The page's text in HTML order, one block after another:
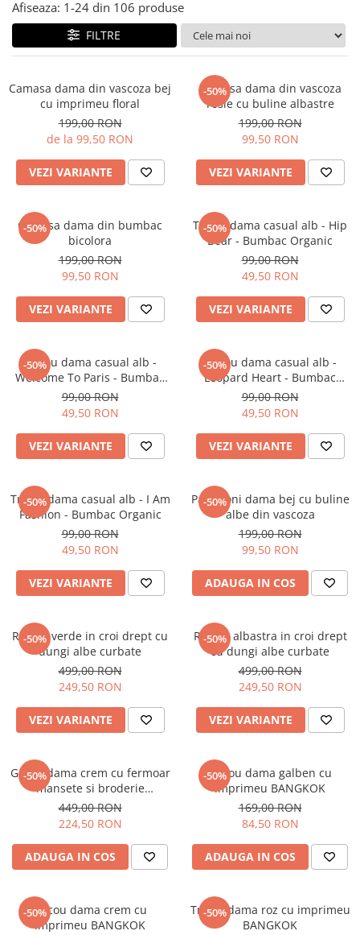
Tricouri si topuri
Rochii de eveniment
Afiseaza: 1-24 din 106 produse
FILTRE
Camasa dama din vascoza bej
cu imprimeu floral
199,00 RON
de la 99,50 RON
VEZI VARIANTE
-50%
Camasa dama din vascoza
rosie cu buline albastre
199,00 RON
99,50 RON
VEZI VARIANTE
-50%
Camasa dama din bumbac
bicolora
199,00 RON
99,50 RON
VEZI VARIANTE
-50%
Tricou dama casual alb - Hip
Bear - Bumbac Organic
99,00 RON
49,50 RON
VEZI VARIANTE
-50%
Tricou dama casual alb -
Welcome To Paris - Bumbac
Organic
99,00 RON
49,50 RON
VEZI VARIANTE
-50%
Tricou dama casual alb -
Leopard Heart - Bumbac
Organic
99,00 RON
49,50 RON
VEZI VARIANTE
-50%
Tricou dama casual alb - I Am
Fashion - Bumbac Organic
99,00 RON
49,50 RON
VEZI VARIANTE
-50%
Pantaloni dama bej cu buline
albe din vascoza
199,00 RON
99,50 RON
ADAUGA IN COS
-50%
Rochie verde in croi drept cu
dungi albe curbate
499,00 RON
249,50 RON
VEZI VARIANTE
-50%
Rochie albastra in croi drept
cu dungi albe curbate
499,00 RON
249,50 RON
VEZI VARIANTE
-50%
Geaca dama crem cu fermoar
mansete si broderie
orizontala
449,00 RON
224,50 RON
ADAUGA IN COS
-50%
Tricou dama galben cu
imprimeu BANGKOK
169,00 RON
84,50 RON
ADAUGA IN COS
-50%
Tricou dama crem cu
imprimeu BANGKOK
-50%
Tricou dama roz cu imprimeu
BANGKOK